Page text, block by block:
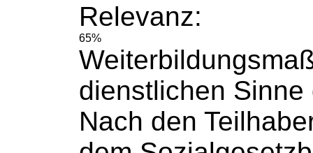
Relevanz:
65%
dienstlichen
Nach den